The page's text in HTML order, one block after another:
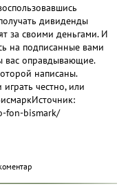
дивиденды
за своими деньгами. И
на подписанные вами
вас оправдывающие.
написаны.
честно, или
fon-bismark/